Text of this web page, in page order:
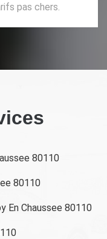
pas chers.
80110
80110
En Chaussee 80110